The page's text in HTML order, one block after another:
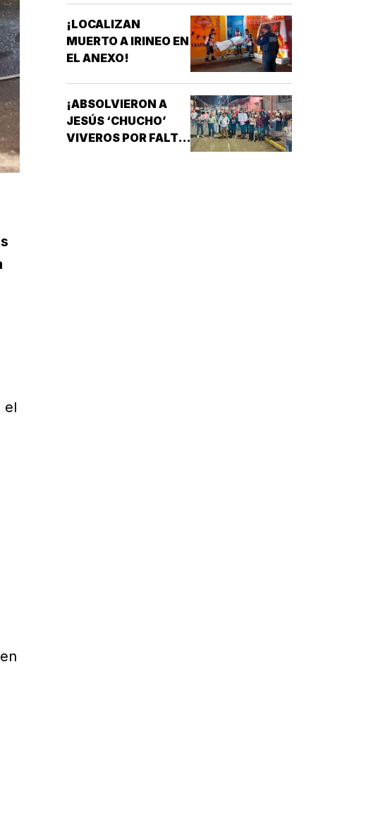
el
¡LOCALIZAN
MUERTO A IRINEO EN
EL ANEXO!
¡ABSOLVIERON A
JESÚS ‘CHUCHO’
VIVEROS POR FALTA